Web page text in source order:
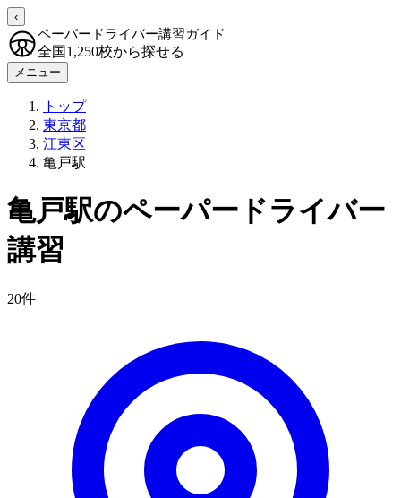
‹
ペーパードライバー講習ガイド
全国1,250校から探せる
メニュー
トップ
東京都
江東区
亀戸駅
亀戸駅のペーパードライバー
講習
20件